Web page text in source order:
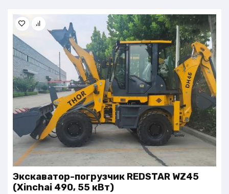
Экскаватор-погрузчик REDSTAR WZ45
(Xinchai 490, 55 кВт)